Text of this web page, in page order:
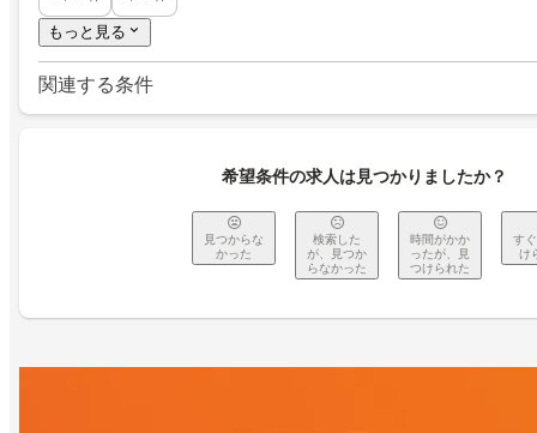
もっと見る
関連する条件
希望条件の求人は見つかりましたか？
見つからな
かった
検索した
が、見つか
らなかった
時間がかか
ったが、見
つけられた
す
け